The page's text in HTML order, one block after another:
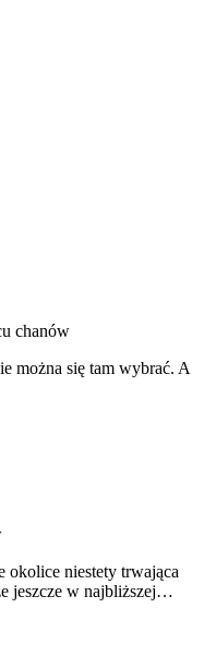
chanów
można się tam wybrać. A
okolice niestety trwająca
jeszcze w najbliższej…